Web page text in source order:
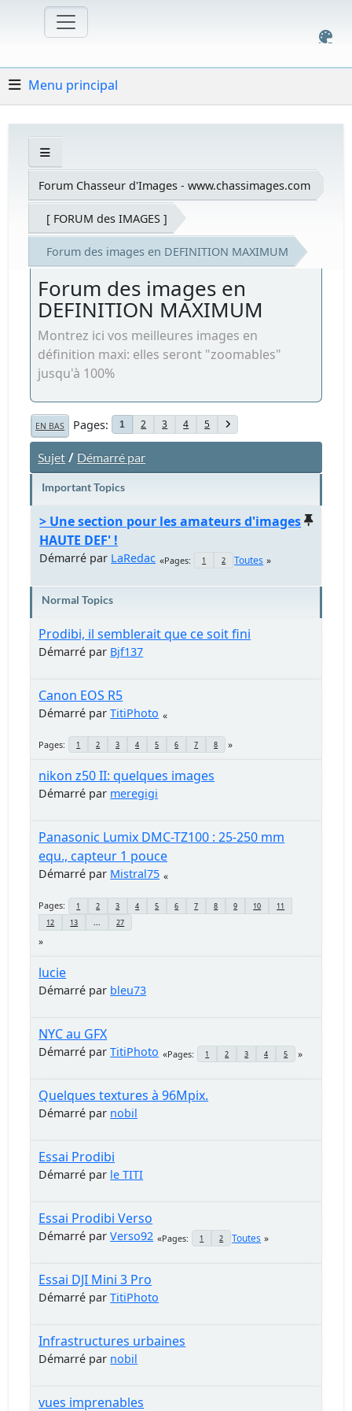
Menu principal
Forum Chasseur d'Images - www.chassimages.com
[ FORUM des IMAGES ]
Forum des images en DEFINITION MAXIMUM
Forum des images en
DEFINITION MAXIMUM
Montrez ici vos meilleures images en
définition maxi: elles seront "zoomables"
jusqu'à 100%
EN BAS Pages 1 2 3 4 5
Sujet / Démarré par
Important Topics
> Une section pour les amateurs d'images
HAUTE DEF' !
Démarré par LaRedac Pages 1 2 Toutes
Normal Topics
Prodibi, il semblerait que ce soit fini
Démarré par Bjf137
Canon EOS R5
Démarré parTitiPhoto
Pages 1 2 3 4 5 6 7 8
nikon z50 II: quelques images
Démarré par meregigi
Panasonic Lumix DMC-TZ100 : 25-250 mm
equ., capteur 1 pouce
Démarré par Mistral75
Pages 1 2 3 4 5 6 7 8 9 10
11
12
13 27
lucie
Démarré par bleu73
NYC au GFX
Démarré parTitiPhoto Pages 1 2 3 4 5
Quelques textures à 96Mpix.
Démarré par nobil
Essai Prodibi
Démarré par le TITI
Essai Prodibi Verso
Démarré parVerso92 Pages 1 2 Toutes
Essai DJI Mini 3 Pro
Démarré parTitiPhoto
Infrastructures urbaines
Démarré par nobil
vues imprenables